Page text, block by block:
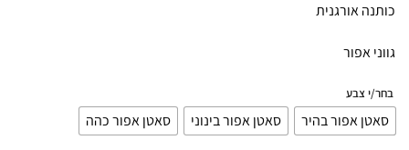
כותנה אורגנית
גווני אפור
בחר/י צבע
סאטן אפור בהיר סאטן אפור בינוני סאטן אפור כהה